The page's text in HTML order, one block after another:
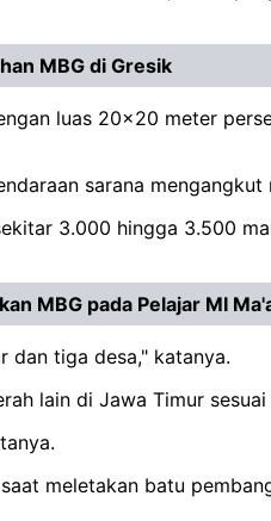
MBG di Gresik
luas 20x20 meter
sarana mengangkut
3.000 hingga 3.500
MBG pada Pelajar MI
dan tiga desa," katanya.
lain di Jawa Timur
meletakan batu